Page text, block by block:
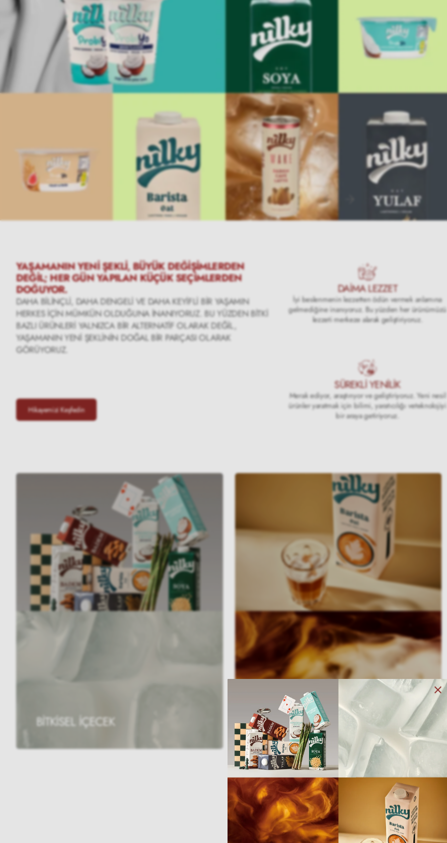
YAŞAMANIN YENİ ŞEKLİ, BÜYÜK DEĞİŞİMLERDEN
DEĞİL; HER GÜN YAPILAN KÜÇÜK SEÇİMLERDEN
DOĞUYOR.
DAHA BİLİNÇLİ, DAHA DENGELİ VE DAHA KEYİFLİ BİR YAŞAMIN
HERKES İÇİN MÜMKÜN OLDUĞUNA İNANIYORUZ. BU YÜZDEN BİTKİ
BAZLI ÜRÜNLERİ YALNIZCA BİR ALTERNATİF OLARAK DEĞİL,
YAŞAMANIN YENİ ŞEKLİNİN DOĞAL BİR PARÇASI OLARAK
GÖRÜYORUZ.
Hikayemizi Keşfedin
DAİMA LEZZET
İyi beslenmenin lezzetten ödün vermek anlamına
gelmediğine inanıyoruz. Bu yüzden her ürünümüzü
lezzeti merkeze alarak geliştiriyoruz.
SÜREKLİ YENİLİK
Merak ediyor, araştırıyor ve geliştiriyoruz. Yeni nesil
ürünler yaratmak için bilimi, yaratıcılığı veteknolojiyi
bir araya getiriyoruz.
BİTKİSEL İÇECEK BARİSTA & KAHVE